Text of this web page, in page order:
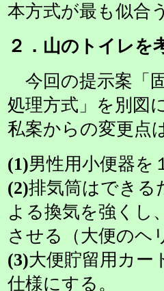
本方式が最も似合
２．山のトイレを
今回の提示案「
処理方式」を別図
私案からの変更点
(1)男性用小便器を
(2)排気筒はできる
よる換気を強くし
させる（大便のヘ
(3)大便貯留用カー
仕様にする。